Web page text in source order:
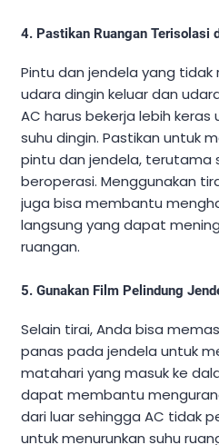
4. Pastikan Ruangan Terisolasi
Pintu dan jendela yang
udara dingin keluar dan
AC harus bekerja lebih
suhu dingin. Pastikan untuk
pintu dan jendela, terutama
beroperasi. Menggunakan
juga bisa membantu
langsung yang dapat
ruangan.
5. Gunakan Film Pelindung
Selain tirai, Anda bisa
panas pada jendela untuk
matahari yang masuk ke
dapat membantu
dari luar sehingga AC tidak
untuk menurunkan suhu